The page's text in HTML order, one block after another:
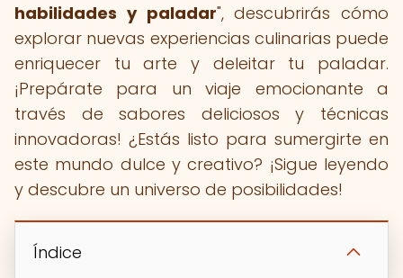
habilidades y paladar", descubrirás cómo
explorar nuevas experiencias culinarias puede
enriquecer tu arte y deleitar tu paladar.
¡Prepárate para un viaje emocionante a
través de sabores deliciosos y técnicas
innovadoras! ¿Estás listo para sumergirte en
este mundo dulce y creativo? ¡Sigue leyendo
y descubre un universo de posibilidades!
Índice